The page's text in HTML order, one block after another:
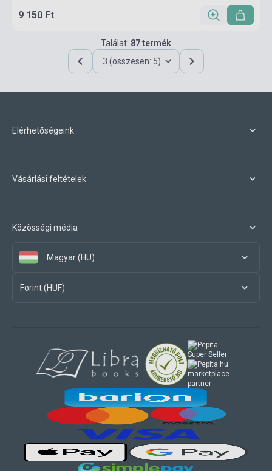
9 150 Ft
Találat: 87 termék
3 (összesen: 5)
Elérhetőségeink
Vásárlási feltételek
Közösségi média
Magyar (HU)
Forint (HUF)
marketplace
partner